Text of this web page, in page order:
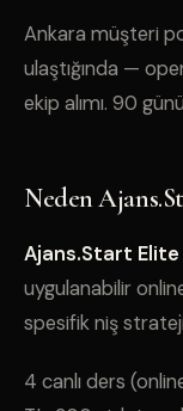
Ankara müşteri
ulaştığında —
ekip alımı. 90
Neden
Ajans.Start Elite
uygulanabilir
spesifik niş
4 canlı ders